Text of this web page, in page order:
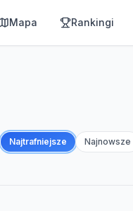
Mapa Rankingi
Najtrafniejsze Najnowsze